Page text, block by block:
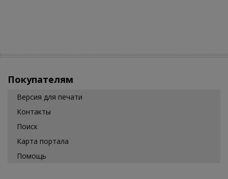
Покупателям
Версия для печати
Контакты
Поиск
Карта портала
Помощь